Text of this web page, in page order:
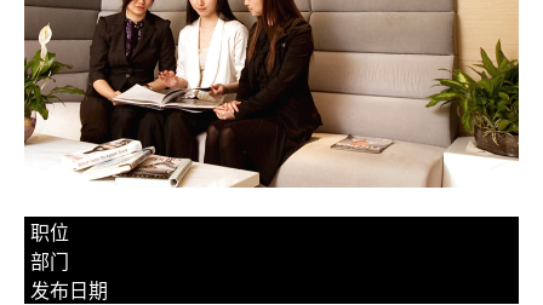
职位
部门
发布日期